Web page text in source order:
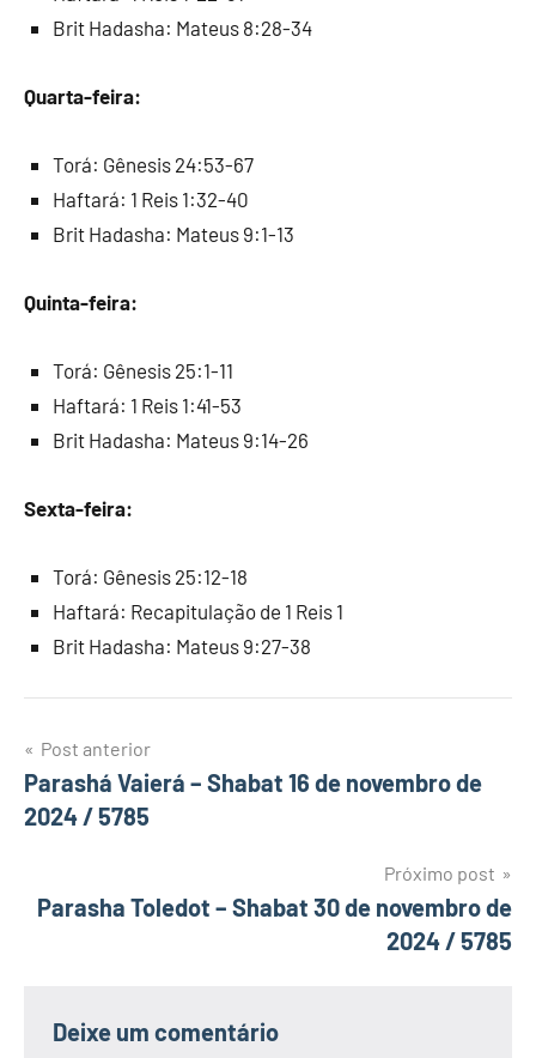
Brit Hadasha: Mateus 8:28-34
Quarta-feira:
Torá: Gênesis 24:53-67
Haftará: 1 Reis 1:32-40
Brit Hadasha: Mateus 9:1-13
Quinta-feira:
Torá: Gênesis 25:1-11
Haftará: 1 Reis 1:41-53
Brit Hadasha: Mateus 9:14-26
Sexta-feira:
Torá: Gênesis 25:12-18
Haftará: Recapitulação de 1 Reis 1
Brit Hadasha: Mateus 9:27-38
Navegação
de
Post anterior
Parashá Vaierá – Shabat 16 de novembro de
2024 / 5785
Próximo post
Parasha Toledot – Shabat 30 de novembro de
2024 / 5785
Deixe um comentário